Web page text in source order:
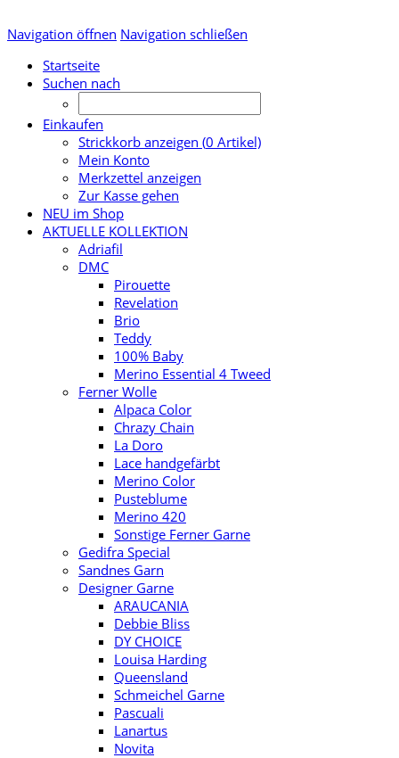
Navigation öffnen Navigation schließen
Startseite
Suchen nach
Einkaufen
Strickkorb anzeigen (0 Artikel)
Mein Konto
Merkzettel anzeigen
Zur Kasse gehen
NEU im Shop
AKTUELLE KOLLEKTION
Adriafil
DMC
Pirouette
Revelation
Brio
Teddy
100% Baby
Merino Essential 4 Tweed
Ferner Wolle
Alpaca Color
Chrazy Chain
La Doro
Lace handgefärbt
Merino Color
Pusteblume
Merino 420
Sonstige Ferner Garne
Gedifra Special
Sandnes Garn
Designer Garne
ARAUCANIA
Debbie Bliss
DY CHOICE
Louisa Harding
Queensland
Schmeichel Garne
Pascuali
Lanartus
Novita